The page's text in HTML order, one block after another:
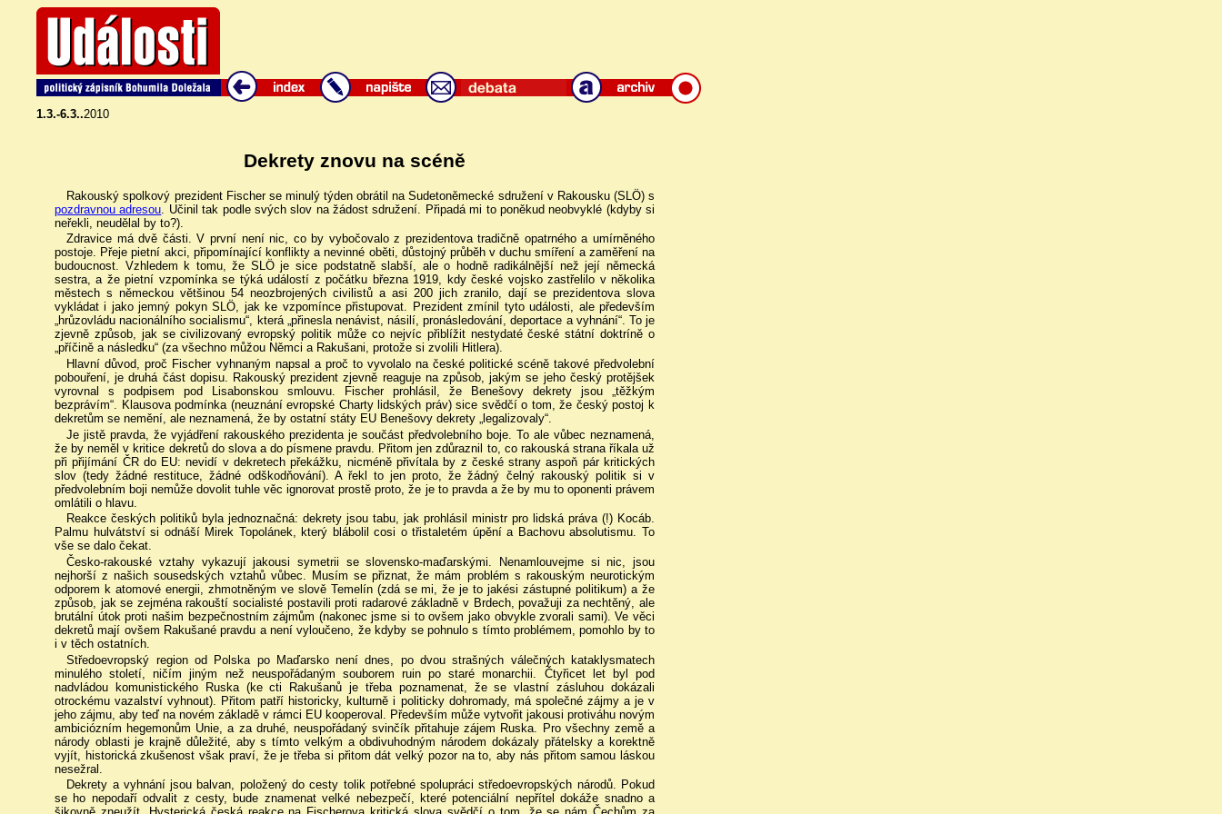
1.3.-6.3..2010
Dekrety znovu na scéně
Rakouský spolkový prezident Fischer se minulý týden obrátil na Sudetoněmecké sdružení v Rakousku (SLÖ) s
pozdravnou adresou . Učinil tak podle svých slov na žádost sdružení. Připadá mi to poněkud neobvyklé (kdyby si
neřekli, neudělal by to?).
Zdravice má dvě části. V první není nic, co by vybočovalo z prezidentova tradičně opatrného a umírněného
postoje. Přeje pietní akci, připomínající konflikty a nevinné oběti, důstojný průběh v duchu smíření a zaměření na
budoucnost. Vzhledem k tomu, že SLÖ je sice podstatně slabší, ale o hodně radikálnější než její německá
sestra, a že pietní vzpomínka se týká událostí z počátku března 1919, kdy české vojsko zastřelilo v několika
městech s německou většinou 54 neozbrojených civilistů a asi 200 jich zranilo, dají se prezidentova slova
vykládat i jako jemný pokyn SLÖ, jak ke vzpomínce přistupovat. Prezident zmínil tyto události, ale především
„hrůzovládu nacionálního socialismu“, která „přinesla nenávist, násilí, pronásledování, deportace a vyhnání“. To je
zjevně způsob, jak se civilizovaný evropský politik může co nejvíc přiblížit nestydaté české státní doktríně o
„příčině a následku“ (za všechno můžou Němci a Rakušani, protože si zvolili Hitlera).
Hlavní důvod, proč Fischer vyhnaným napsal a proč to vyvolalo na české politické scéně takové předvolební
pobouření, je druhá část dopisu. Rakouský prezident zjevně reaguje na způsob, jakým se jeho český protějšek
vyrovnal s podpisem pod Lisabonskou smlouvu. Fischer prohlásil, že Benešovy dekrety jsou „těžkým
bezprávím“. Klausova podmínka (neuznání evropské Charty lidských práv) sice svědčí o tom, že český postoj k
dekretům se nemění, ale neznamená, že by ostatní státy EU Benešovy dekrety „legalizovaly“.
Je jistě pravda, že vyjádření rakouského prezidenta je součást předvolebního boje. To ale vůbec neznamená,
že by neměl v kritice dekretů do slova a do písmene pravdu. Přitom jen zdůraznil to, co rakouská strana říkala už
při přijímání ČR do EU: nevidí v dekretech překážku, nicméně přivítala by z české strany aspoň pár kritických
slov (tedy žádné restituce, žádné odškodňování). A řekl to jen proto, že žádný čelný rakouský politik si v
předvolebním boji nemůže dovolit tuhle věc ignorovat prostě proto, že je to pravda a že by mu to oponenti právem
omlátili o hlavu.
Reakce českých politiků byla jednoznačná: dekrety jsou tabu, jak prohlásil ministr pro lidská práva (!) Kocáb.
Palmu hulvátství si odnáší Mirek Topolánek, který blábolil cosi o třistaletém úpění a Bachovu absolutismu. To
vše se dalo čekat.
Česko-rakouské vztahy vykazují jakousi symetrii se slovensko-maďarskými. Nenamlouvejme si nic, jsou
nejhorší z našich sousedských vztahů vůbec. Musím se přiznat, že mám problém s rakouským neurotickým
odporem k atomové energii, zhmotněným ve slově Temelín (zdá se mi, že je to jakési zástupné politikum) a že
způsob, jak se zejména rakouští socialisté postavili proti radarové základně v Brdech, považuji za nechtěný, ale
brutální útok proti našim bezpečnostním zájmům (nakonec jsme si to ovšem jako obvykle zvorali sami). Ve věci
dekretů mají ovšem Rakušané pravdu a není vyloučeno, že kdyby se pohnulo s tímto problémem, pomohlo by to
i v těch ostatních.
Středoevropský region od Polska po Maďarsko není dnes, po dvou strašných válečných kataklysmatech
minulého století, ničím jiným než neuspořádaným souborem ruin po staré monarchii. Čtyřicet let byl pod
nadvládou komunistického Ruska (ke cti Rakušanů je třeba poznamenat, že se vlastní zásluhou dokázali
otrockému vazalství vyhnout). Přitom patří historicky, kulturně i politicky dohromady, má společné zájmy a je v
jeho zájmu, aby teď na novém základě v rámci EU kooperoval. Především může vytvořit jakousi protiváhu novým
ambiciózním hegemonům Unie, a za druhé, neuspořádaný svinčík přitahuje zájem Ruska. Pro všechny země a
národy oblasti je krajně důležité, aby s tímto velkým a obdivuhodným národem dokázaly přátelsky a korektně
vyjít, historická zkušenost však praví, že je třeba si přitom dát velký pozor na to, aby nás přitom samou láskou
nesežral.
Dekrety a vyhnání jsou balvan, položený do cesty tolik potřebné spolupráci středoevropských národů. Pokud
se ho nepodaří odvalit z cesty, bude znamenat velké nebezpečí, které potenciální nepřítel dokáže snadno a